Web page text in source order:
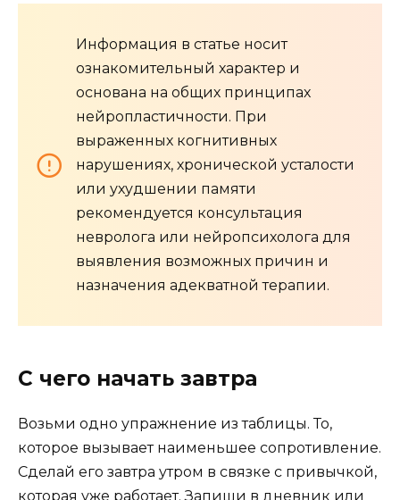
Информация в статье носит
ознакомительный характер и
основана на общих принципах
нейропластичности. При
выраженных когнитивных
нарушениях, хронической усталости
или ухудшении памяти
рекомендуется консультация
невролога или нейропсихолога для
выявления возможных причин и
назначения адекватной терапии.
С чего начать завтра
Возьми одно упражнение из таблицы. То,
которое вызывает наименьшее сопротивление.
Сделай его завтра утром в связке с привычкой,
которая уже работает. Запиши в дневник или